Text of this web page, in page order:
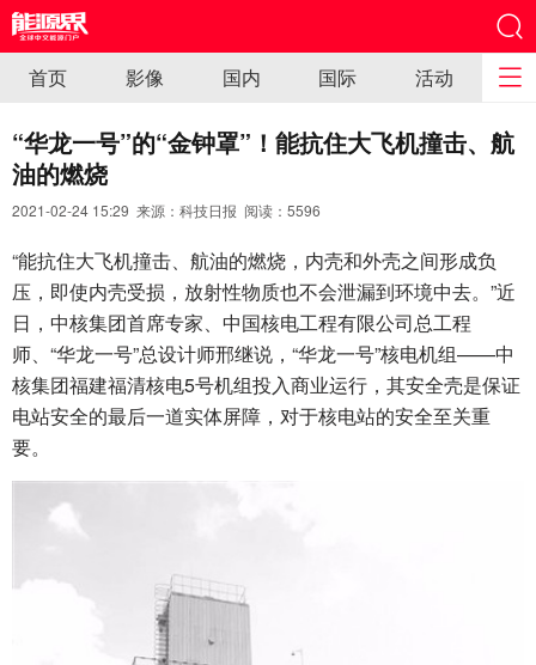
首页 影像 国内 国际 活动
“华龙一号”的“金钟罩”！能抗住大飞机撞击、航
油的燃烧
2021-02-24 15:29 来源：科技日报 阅读： 5596
“能抗住大飞机撞击、航油的燃烧，内壳和外壳之间形成负
压，即使内壳受损，放射性物质也不会泄漏到环境中去。”近
日，中核集团首席专家、中国核电工程有限公司总工程
师、“华龙一号”总设计师邢继说，“华龙一号”核电机组——中
核集团福建福清核电5号机组投入商业运行，其安全壳是保证
电站安全的最后一道实体屏障，对于核电站的安全至关重
要。